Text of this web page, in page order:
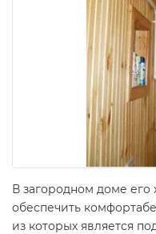
В загородном доме его
обеспечить
из которых является